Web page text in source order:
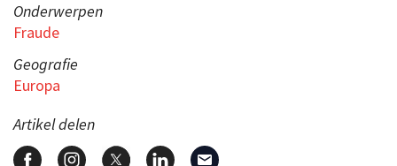
Onderwerpen
Fraude
Geografie
Europa
Artikel delen